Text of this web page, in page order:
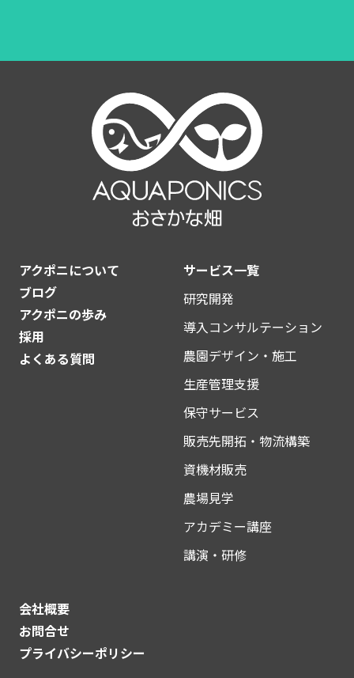
アクポニについて
ブログ
アクポニの歩み
採用
よくある質問
サービス一覧
研究開発
導入コンサルテーション
農園デザイン・施工
生産管理支援
保守サービス
販売先開拓・物流構築
資機材販売
農場見学
アカデミー講座
講演・研修
会社概要
お問合せ
プライバシーポリシー